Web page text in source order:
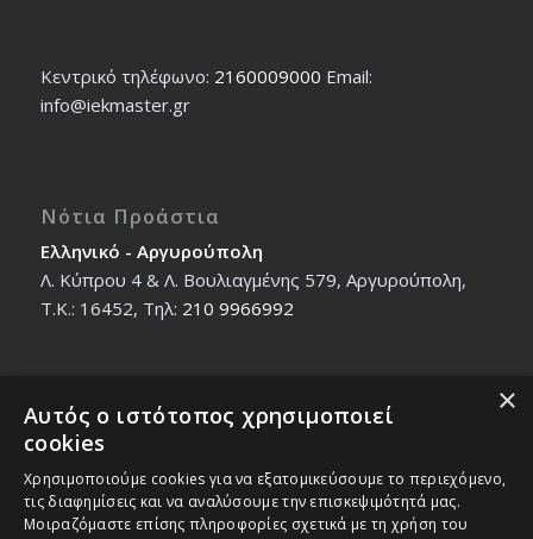
Κεντρικό τηλέφωνο: 2160009000 Εmail:
info@iekmaster.gr
Νότια Προάστια
Ελληνικό - Αργυρούπολη
Λ. Κύπρου 4 & Λ. Βουλιαγμένης 579, Αργυρούπολη,
T.K.: 16452, Τηλ: 210 9966992
Βόρεια Προάστια
Νέο Ηράκλειο - Μαρούσι
Ζαλοκώστα 18 & Εμμανουήλ Παπαδάκη 12, T.K.:
14121, Τηλ:210 2712588
×
Αυτός ο ιστότοπος χρησιμοποιεί
cookies
Χρησιμοποιούμε cookies για να εξατομικεύσουμε το περιεχόμενο,
τις διαφημίσεις και να αναλύσουμε την επισκεψιμότητά μας.
Μοιραζόμαστε επίσης πληροφορίες σχετικά με τη χρήση του